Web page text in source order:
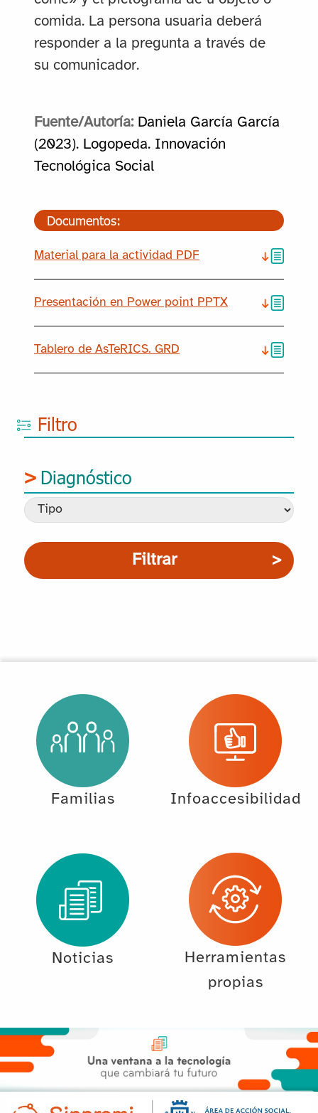
comida. La persona usuaria deberá
responder a la pregunta a través de
su comunicador.
Fuente/Autoría: Daniela García García
(2023). Logopeda. Innovación
Tecnológica Social
Documentos:
Material para la actividad PDF
Presentación en Power point PPTX
Tablero de AsTeRICS. GRD
Filtro
Diagnóstico
Filtrar
Familias Infoaccesibilidad
Noticias
Herramientas
propias